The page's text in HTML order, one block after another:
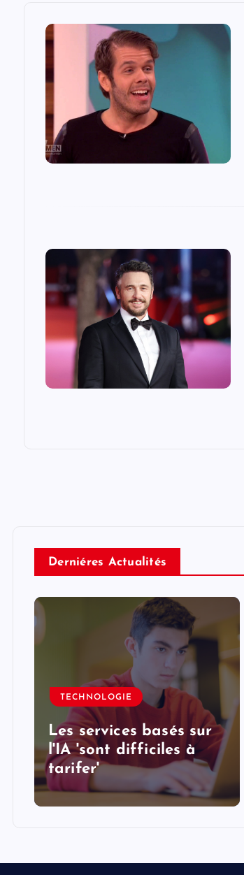
Derniéres Actualités
TECHNOLOGIE
Les services basés sur
l'IA 'sont difficiles à
tarifer'